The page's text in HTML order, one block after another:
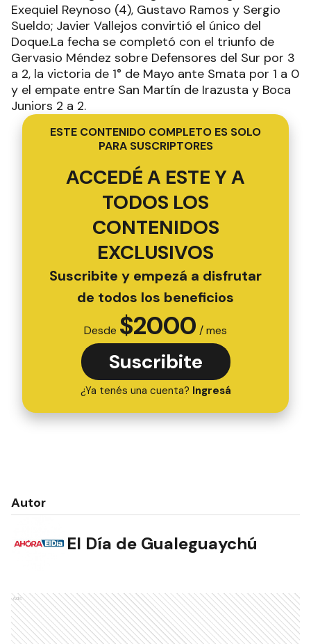
Exequiel Reynoso (4), Gustavo Ramos y Sergio
Sueldo; Javier Vallejos convirtió el único del
Doque.La fecha se completó con el triunfo de
Gervasio Méndez sobre Defensores del Sur por 3
a 2, la victoria de 1° de Mayo ante Smata por 1 a 0
y el empate entre San Martín de Irazusta y Boca
Juniors 2 a 2.
ESTE CONTENIDO COMPLETO ES SOLO
PARA SUSCRIPTORES
ACCEDÉ A ESTE Y A
TODOS LOS
CONTENIDOS
EXCLUSIVOS
Suscribite y empezá a disfrutar
de todos los beneficios
Desde $2000 / mes
Suscribite
¿Ya tenés una cuenta? Ingresá
Autor
El Día de Gualeguaychú
Ads